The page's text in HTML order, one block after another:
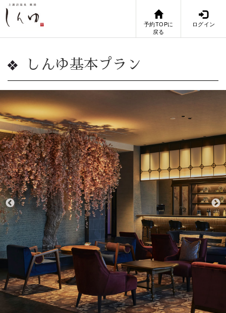
予約TOPに
戻る
ログイン
しんゆ基本プラン